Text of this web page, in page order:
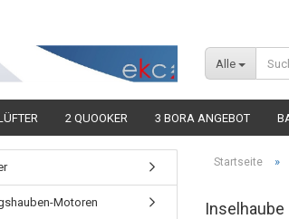
Alle
2 QUOOKER 3 BORA ANGEBOT
Startseite »
Inselhaube
Motoren